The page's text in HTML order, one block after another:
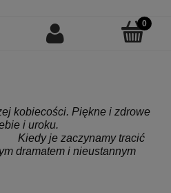
kobiecości. Piękne i zdrowe
i uroku.
tracić
dramatem i nieustannym